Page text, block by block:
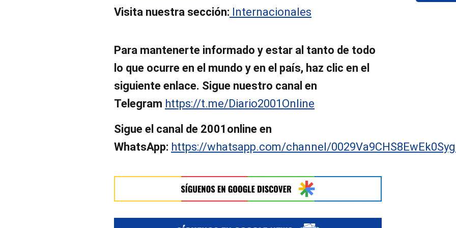
Visita nuestra sección: Internacionales
Para mantenerte informado y estar al tanto de todo
lo que ocurre en el mundo y en el país, haz clic en el
siguiente enlace. Sigue nuestro canal en
Telegram https://t.me/Diario2001Online
Sigue el canal de 2001online en
WhatsApp: https://whatsapp.com/channel/